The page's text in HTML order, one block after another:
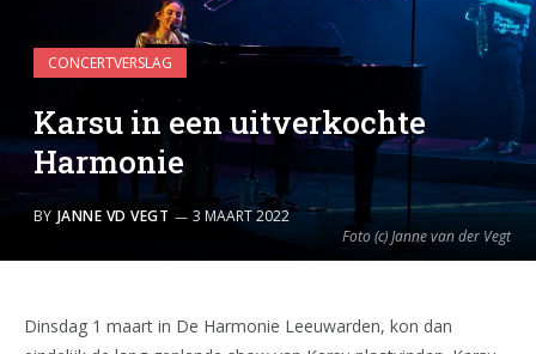
Foto (c) Janne van der Vegt
CONCERTVERSLAG
Karsu in een uitverkochte
Harmonie
BY JANNE VD VEGT 3 MAART 2022
Dinsdag 1 maart in De Harmonie Leeuwarden, kon dan